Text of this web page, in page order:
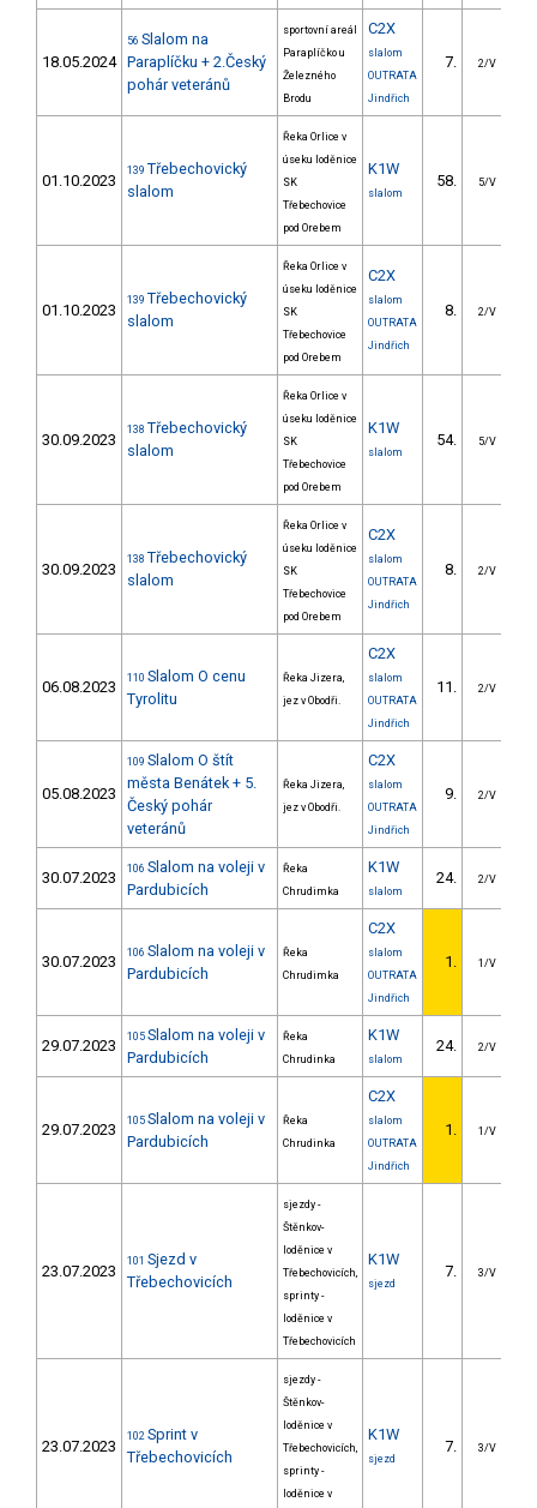
18.05.2024
56 Slalom na
Paraplíčku + 2.Český
pohár veteránů
sportovní areál
Paraplíčko u
Železného
Brodu
C2X
slalom
OUTRATA
Jindřich
7. 2/V
01.10.2023
139 Třebechovický
slalom
Řeka Orlice v
úseku loděnice
SK
Třebechovice
pod Orebem
K1W
slalom
58. 5/V
01.10.2023
139 Třebechovický
slalom
Řeka Orlice v
úseku loděnice
SK
Třebechovice
pod Orebem
C2X
slalom
OUTRATA
Jindřich
8. 2/V
30.09.2023
138 Třebechovický
slalom
Řeka Orlice v
úseku loděnice
SK
Třebechovice
pod Orebem
K1W
slalom
54. 5/V
30.09.2023
138 Třebechovický
slalom
Řeka Orlice v
úseku loděnice
SK
Třebechovice
pod Orebem
C2X
slalom
OUTRATA
Jindřich
8. 2/V
06.08.2023 110 Slalom O cenu
Tyrolitu
Řeka Jizera,
jez v Obodři.
C2X
slalom
OUTRATA
Jindřich
11. 2/V
05.08.2023
109 Slalom O štít
města Benátek + 5.
Český pohár
veteránů
Řeka Jizera,
jez v Obodři.
C2X
slalom
OUTRATA
Jindřich
9. 2/V
30.07.2023 106 Slalom na voleji v
Pardubicích
Řeka
Chrudimka
K1W
slalom
24. 2/V
30.07.2023 106 Slalom na voleji v
Pardubicích
Řeka
Chrudimka
C2X
slalom
OUTRATA
Jindřich
1. 1/V
29.07.2023 105 Slalom na voleji v
Pardubicích
Řeka
Chrudinka
K1W
slalom
24. 2/V
29.07.2023 105 Slalom na voleji v
Pardubicích
Řeka
Chrudinka
C2X
slalom
OUTRATA
Jindřich
1. 1/V
23.07.2023
101 Sjezd v
Třebechovicích
sjezdy -
Štěnkov-
loděnice v
Třebechovicích,
sprinty -
loděnice v
Třebechovicích
K1W
sjezd
7. 3/V
23.07.2023
102 Sprint v
Třebechovicích
sjezdy -
Štěnkov-
loděnice v
Třebechovicích,
sprinty -
loděnice v
K1W
sjezd
7. 3/V